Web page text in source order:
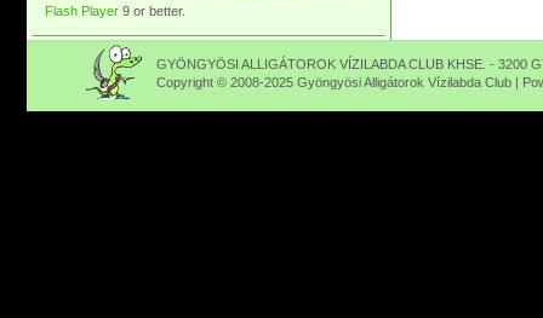
Flash Player 9 or better.
GYÖNGYÖSI ALLIGÁTOROK VÍZILABDA CLUB KHSE. - 3200
Copyright © 2008-2025 Gyöngyösi Alligátorok Vízilabda Club |